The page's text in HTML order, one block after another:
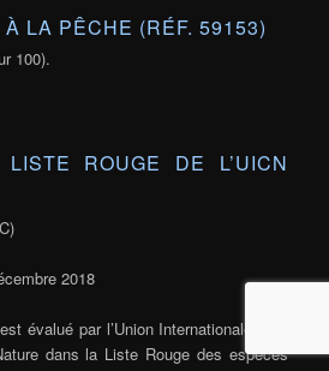
LA PÊCHE (RÉF. 59153)
100).
ROUGE DE L’UICN
2018
évalué par l’Union Internationale pour
dans la Liste Rouge des espèces